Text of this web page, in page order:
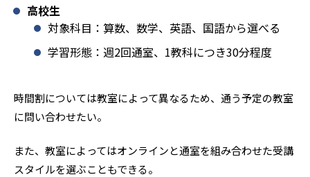
高校生
対象科目：算数、数学、英語、国語から選べる
学習形態：週2回通室、1教科につき30分程度
時間割については教室によって異なるため、通う予定の教室
に問い合わせたい。
また、教室によってはオンラインと通室を組み合わせた受講
スタイルを選ぶこともできる。